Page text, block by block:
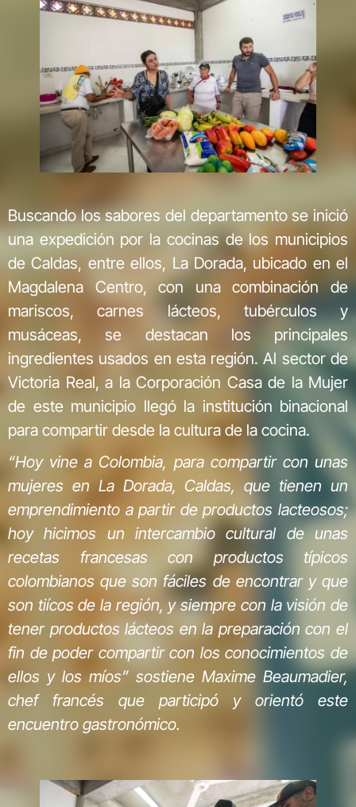
Buscando los sabores del departamento se inició
una expedición por la cocinas de los municipios
de Caldas, entre ellos, La Dorada, ubicado en el
Magdalena Centro, con una combinación de
mariscos, carnes lácteos, tubérculos y
musáceas, se destacan los principales
ingredientes usados en esta región. Al sector de
Victoria Real, a la Corporación Casa de la Mujer
de este municipio llegó la institución binacional
para compartir desde la cultura de la cocina.
“Hoy vine a Colombia, para compartir con unas
mujeres en La Dorada, Caldas, que tienen un
emprendimiento a partir de productos lacteosos;
hoy hicimos un intercambio cultural de unas
recetas francesas con productos típicos
colombianos que son fáciles de encontrar y que
son tiícos de la región, y siempre con la visión de
tener productos lácteos en la preparación con el
fin de poder compartir con los conocimientos de
ellos y los míos” sostiene Maxime Beaumadier,
chef francés que participó y orientó este
encuentro gastronómico.